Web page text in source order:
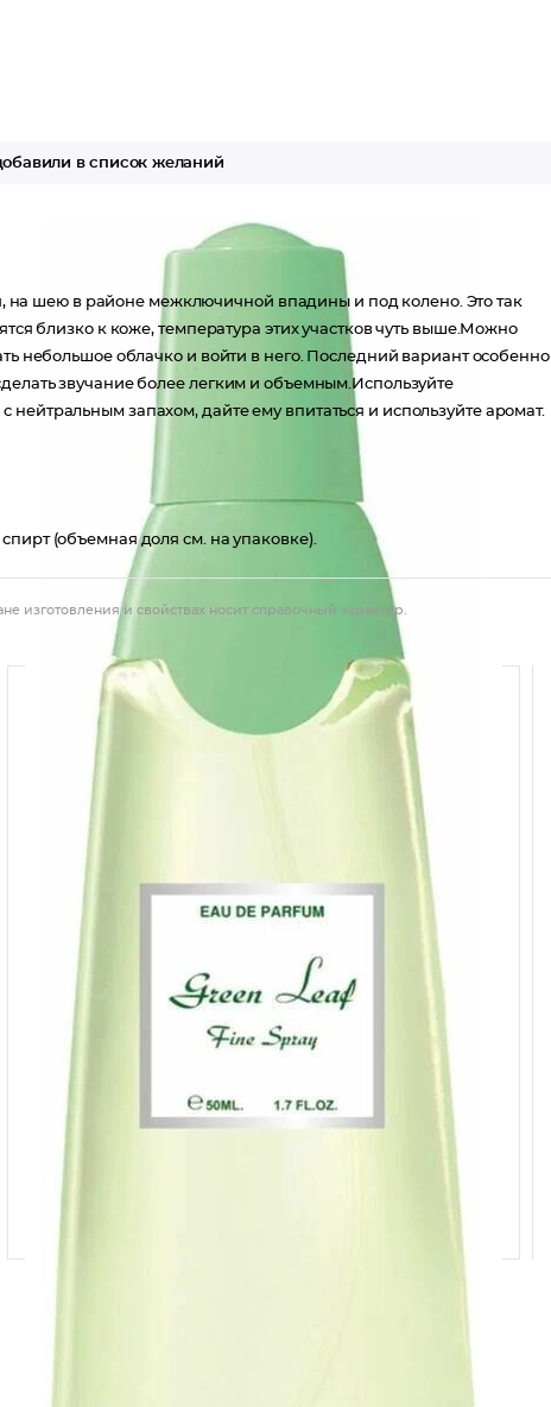
в список желаний
на шею в районе межключичной впадины и под колено. Это так
близко к коже, температура этих участков чуть выше.Можно
небольшое облачко и войти в него. Последний вариант особенно
звучание более легким и объемным.Используйте
запахом, дайте ему впитаться и используйте аромат.
(объемная доля см. на упаковке).
изготовления и свойствах носит справочный характер.